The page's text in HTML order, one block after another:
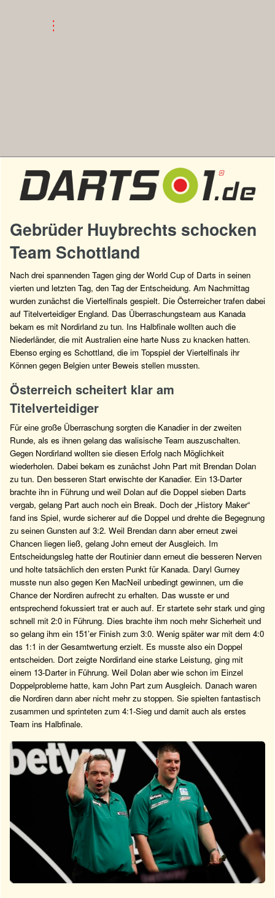
Gebrüder Huybrechts schocken
Team Schottland
Nach drei spannenden Tagen ging der World Cup of Darts in seinen
vierten und letzten Tag, den Tag der Entscheidung. Am Nachmittag
wurden zunächst die Viertelfinals gespielt. Die Österreicher trafen dabei
auf Titelverteidiger England. Das Überraschungsteam aus Kanada
bekam es mit Nordirland zu tun. Ins Halbfinale wollten auch die
Niederländer, die mit Australien eine harte Nuss zu knacken hatten.
Ebenso erging es Schottland, die im Topspiel der Viertelfinals ihr
Können gegen Belgien unter Beweis stellen mussten.
Österreich scheitert klar am
Titelverteidiger
Für eine große Überraschung sorgten die Kanadier in der zweiten
Runde, als es ihnen gelang das walisische Team auszuschalten.
Gegen Nordirland wollten sie diesen Erfolg nach Möglichkeit
wiederholen. Dabei bekam es zunächst John Part mit Brendan Dolan
zu tun. Den besseren Start erwischte der Kanadier. Ein 13-Darter
brachte ihn in Führung und weil Dolan auf die Doppel sieben Darts
vergab, gelang Part auch noch ein Break. Doch der „History Maker“
fand ins Spiel, wurde sicherer auf die Doppel und drehte die Begegnung
zu seinen Gunsten auf 3:2. Weil Brendan dann aber erneut zwei
Chancen liegen ließ, gelang John erneut der Ausgleich. Im
Entscheidungsleg hatte der Routinier dann erneut die besseren Nerven
und holte tatsächlich den ersten Punkt für Kanada. Daryl Gurney
musste nun also gegen Ken MacNeil unbedingt gewinnen, um die
Chance der Nordiren aufrecht zu erhalten. Das wusste er und
entsprechend fokussiert trat er auch auf. Er startete sehr stark und ging
schnell mit 2:0 in Führung. Dies brachte ihm noch mehr Sicherheit und
so gelang ihm ein 151’er Finish zum 3:0. Wenig später war mit dem 4:0
das 1:1 in der Gesamtwertung erzielt. Es musste also ein Doppel
entscheiden. Dort zeigte Nordirland eine starke Leistung, ging mit
einem 13-Darter in Führung. Weil Dolan aber wie schon im Einzel
Doppelprobleme hatte, kam John Part zum Ausgleich. Danach waren
die Nordiren dann aber nicht mehr zu stoppen. Sie spielten fantastisch
zusammen und sprinteten zum 4:1-Sieg und damit auch als erstes
Team ins Halbfinale.